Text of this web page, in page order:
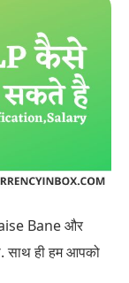
Bane और
साथ ही हम आपको